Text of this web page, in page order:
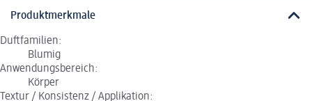
Produktmerkmale
Duftfamilien:
Blumig
Anwendungsbereich:
Körper
Textur / Konsistenz / Applikation: